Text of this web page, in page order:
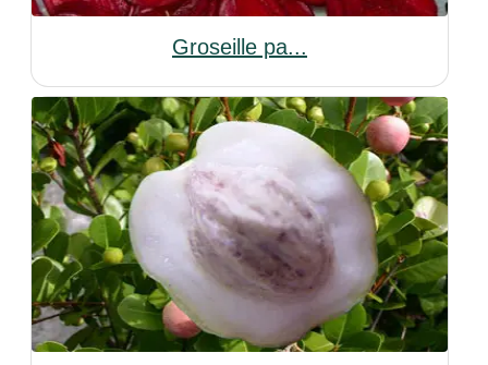
Groseille pa...